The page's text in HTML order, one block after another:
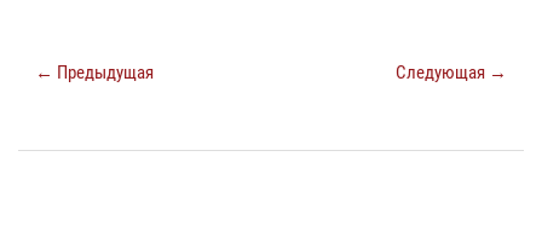
← Предыдущая Следующая →